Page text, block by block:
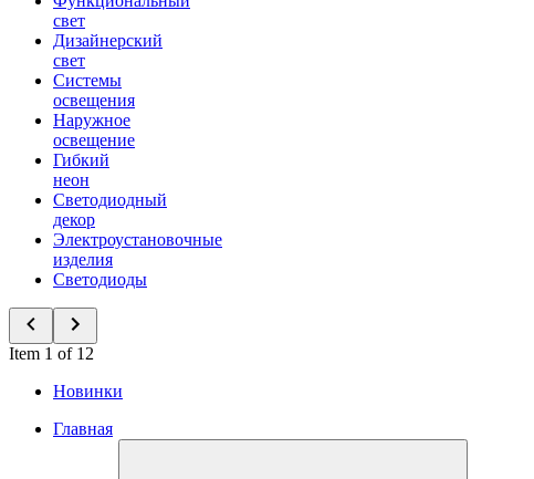
свет
Дизайнерский
свет
Системы
освещения
Наружное
освещение
Гибкий
неон
Светодиодный
декор
Электроустановочные
изделия
Светодиоды
Item 1 of 12
Новинки
Главная